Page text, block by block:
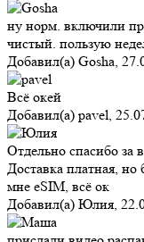
ну норм. включили
чистый. пользую
Добавил(а) Gosha,
Всё окей
Добавил(а) pavel,
Отдельно спасибо за
Доставка платная,
мне eSIM, всё ок
Добавил(а) Юлия,